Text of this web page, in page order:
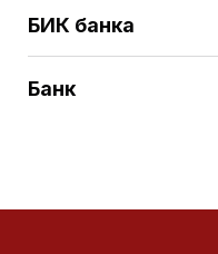
БИК банка
Банк